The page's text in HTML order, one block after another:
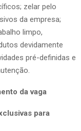
zelar pelo
da empresa;
limpo,
devidamente
pré-definidas e
da vaga
para